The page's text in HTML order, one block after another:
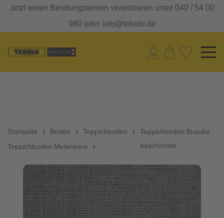
Jetzt einen Beratungstermin vereinbaren unter 040 / 54 00
980 oder info@tebolo.de
Startseite Boden
Teppichboden
Teppichboden Meterware
Teppichboden Brasilia
beschichtet